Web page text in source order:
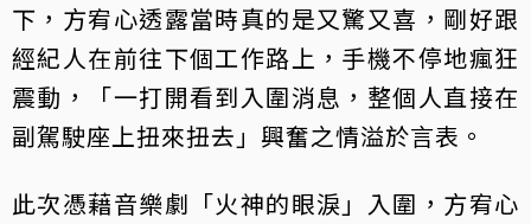
下，方宥心透露當時真的是又驚又喜，剛好跟
經紀人在前往下個工作路上，手機不停地瘋狂
震動，「一打開看到入圍消息，整個人直接在
副駕駛座上扭來扭去」興奮之情溢於言表。
此次憑藉音樂劇「火神的眼淚」入圍，方宥心